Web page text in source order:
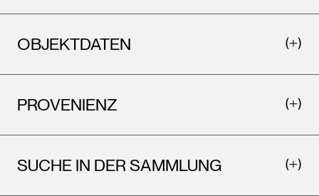
OBJEKTDATEN
PROVENIENZ
SUCHE IN DER SAMMLUNG